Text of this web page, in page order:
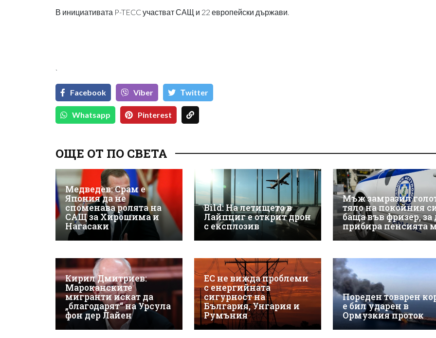
В инициативата P-TECC участват САЩ и 22 европейски държави.
`
Facebook Viber Тwitter
Whatsapp Pinterest
ОЩЕ ОТ ПО СВЕТА
Медведев: Срам е
Япония да не
споменава ролята на
САЩ за Хирошима и
Нагасаки
Bild: На летището в
Лайпциг е открит дрон
с експлозив
Мъж замразил
тяло на покойния
баща във фризер, за
прибира пенсията
Кирил Дмитриев:
Мароканските
мигранти искат да
„благодарят“ на Урсула
фон дер Лайен
ЕС не вижда проблеми
с енергийната
сигурност на
България, Унгария и
Румъния
Пореден товарен
е бил ударен в
Ормузкия проток